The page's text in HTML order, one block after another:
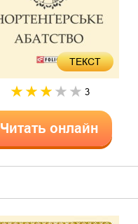
ТЕКСТ
3
Читать онлайн